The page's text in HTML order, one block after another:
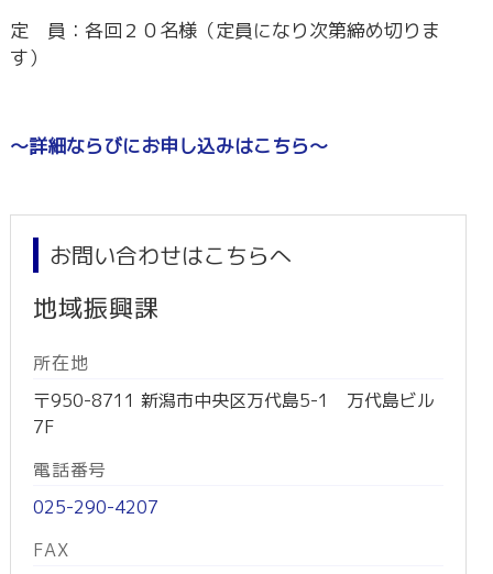
定 員：各回２０名様（定員になり次第締め切りま
す）
～詳細ならびにお申し込みはこちら～
お問い合わせはこちらへ
地域振興課
所在地
〒950-8711 新潟市中央区万代島5-1 万代島ビル
7F
電話番号
025-290-4207
FAX